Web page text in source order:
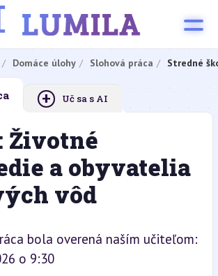
Domáce úlohy Slohová práca Stredné
+ Uč sa s AI
Životné
a obyvatelia
vôd
bola overená naším učiteľom:
o 9:30